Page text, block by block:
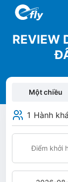
REVIEW
Một chiều
1 Hành